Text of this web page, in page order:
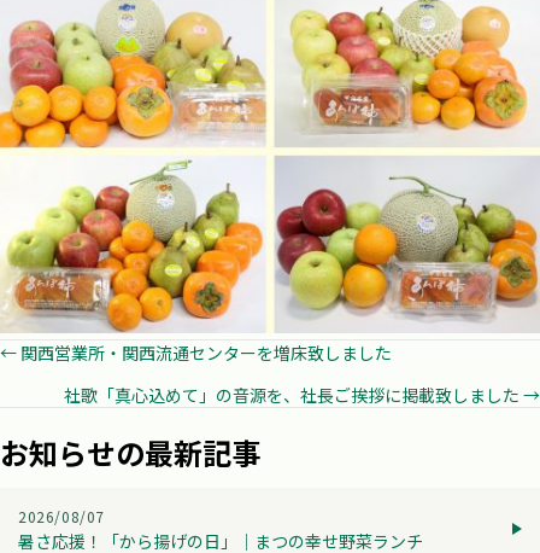
Posts
navigation
← 関西営業所・関西流通センターを増床致しました
社歌「真心込めて」の音源を、社長ご挨拶に掲載致しました →
お知らせの最新記事
2026/08/07
暑さ応援！「から揚げの日」│まつの幸せ野菜ランチ